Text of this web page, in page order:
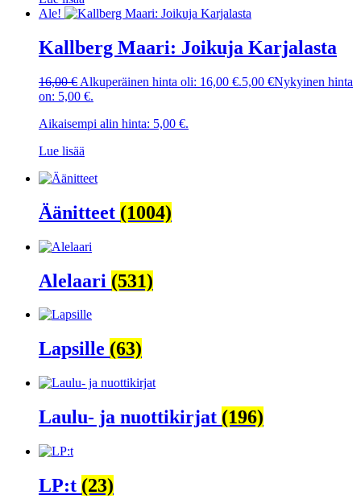
Ale!
Kallberg Maari: Joikuja Karjalasta
16,00€ Alkuperäinen hinta oli: 16,00 €.5,00 €Nykyinen hinta
on: 5,00 €.
Aikaisempi alin hinta: 5,00 €.
Lue lisää
Äänitteet (1004)
Alelaari (531)
Lapsille (63)
Laulu- ja nuottikirjat (196)
LP:t (23)